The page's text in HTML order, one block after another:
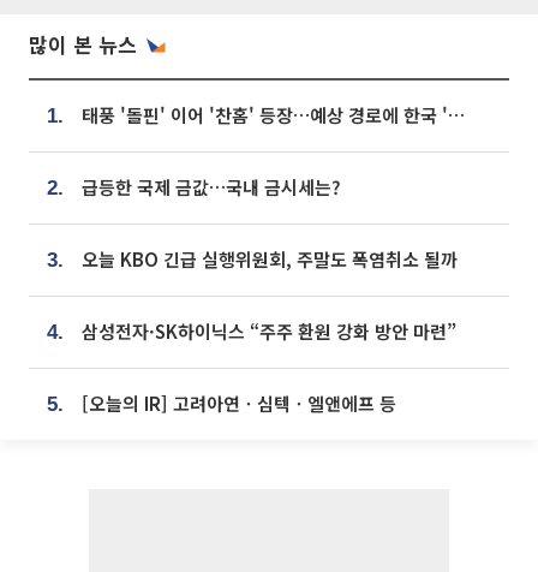
많이 본 뉴스
1. 태풍 '돌핀' 이어 '찬홈' 등장…예상 경로에 한국 '한숨'
2. 급등한 국제 금값…국내 금시세는?
3. 오늘 KBO 긴급 실행위원회, 주말도 폭염취소 될까
4. 삼성전자·SK하이닉스 “주주 환원 강화 방안 마련”
5. [오늘의 IR] 고려아연ㆍ심텍ㆍ엘앤에프 등